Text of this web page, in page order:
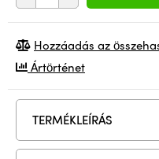
Hozzáadás az
Ártörténet
TERMÉKLEÍRÁS